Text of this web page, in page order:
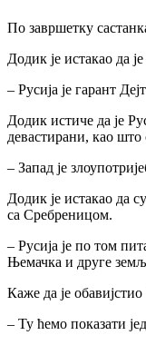
По завршетку
Додик је истакао да
– Русија је гарант
Додик истиче да је
девастирани, као
– Запад је
Додик је истакао да
са Сребреницом.
– Русија је по том
Њемачка и друге
Каже да је
– Ту ћемо показати